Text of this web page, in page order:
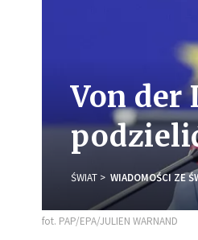
Von der
ŚWIAT WIADOMOŚCI ZE
fot. PAP/EPA/JULIEN WARNAND